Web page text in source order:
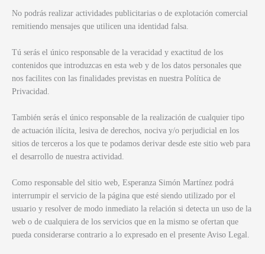
No podrás realizar actividades publicitarias o de explotación comercial
remitiendo mensajes que utilicen una identidad falsa.
Tú serás el único responsable de la veracidad y exactitud de los
contenidos que introduzcas en esta web y de los datos personales que
nos facilites con las finalidades previstas en nuestra Política de
Privacidad.
También serás el único responsable de la realización de cualquier tipo
de actuación ilícita, lesiva de derechos, nociva y/o perjudicial en los
sitios de terceros a los que te podamos derivar desde este sitio web para
el desarrollo de nuestra actividad.
Como responsable del sitio web, Esperanza Simón Martínez podrá
interrumpir el servicio de la página que esté siendo utilizado por el
usuario y resolver de modo inmediato la relación si detecta un uso de la
web o de cualquiera de los servicios que en la mismo se ofertan que
pueda considerarse contrario a lo expresado en el presente Aviso Legal.